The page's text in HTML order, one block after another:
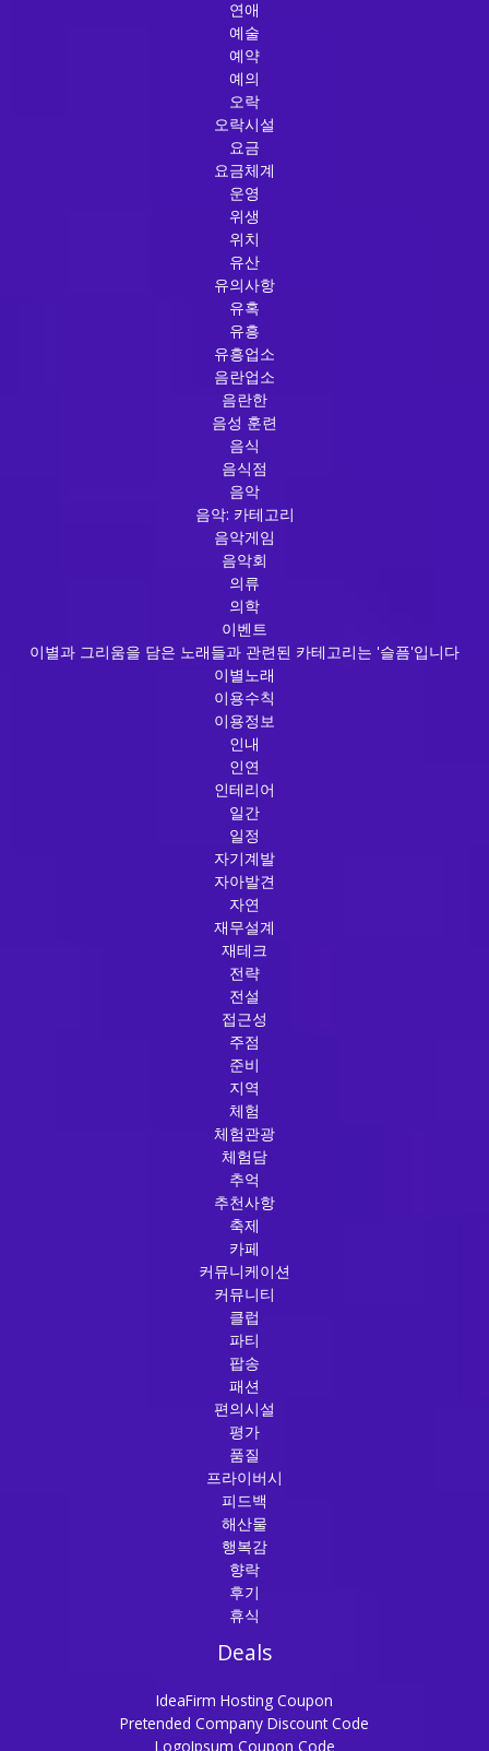
연애
예술
예약
예의
오락
오락시설
요금
요금체계
운영
위생
위치
유산
유의사항
유혹
유흥
유흥업소
음란업소
음란한
음성 훈련
음식
음식점
음악
음악: 카테고리
음악게임
음악회
의류
의학
이벤트
이별과 그리움을 담은 노래들과 관련된 카테고리는 '슬픔'입니다
이별노래
이용수칙
이용정보
인내
인연
인테리어
일간
일정
자기계발
자아발견
자연
재무설계
재테크
전략
전설
접근성
주점
준비
지역
체험
체험관광
체험담
추억
추천사항
축제
카페
커뮤니케이션
커뮤니티
클럽
파티
팝송
패션
편의시설
평가
품질
프라이버시
피드백
해산물
행복감
향락
후기
휴식
Deals
IdeaFirm Hosting Coupon
Pretended Company Discount Code
LogoIpsum Coupon Code